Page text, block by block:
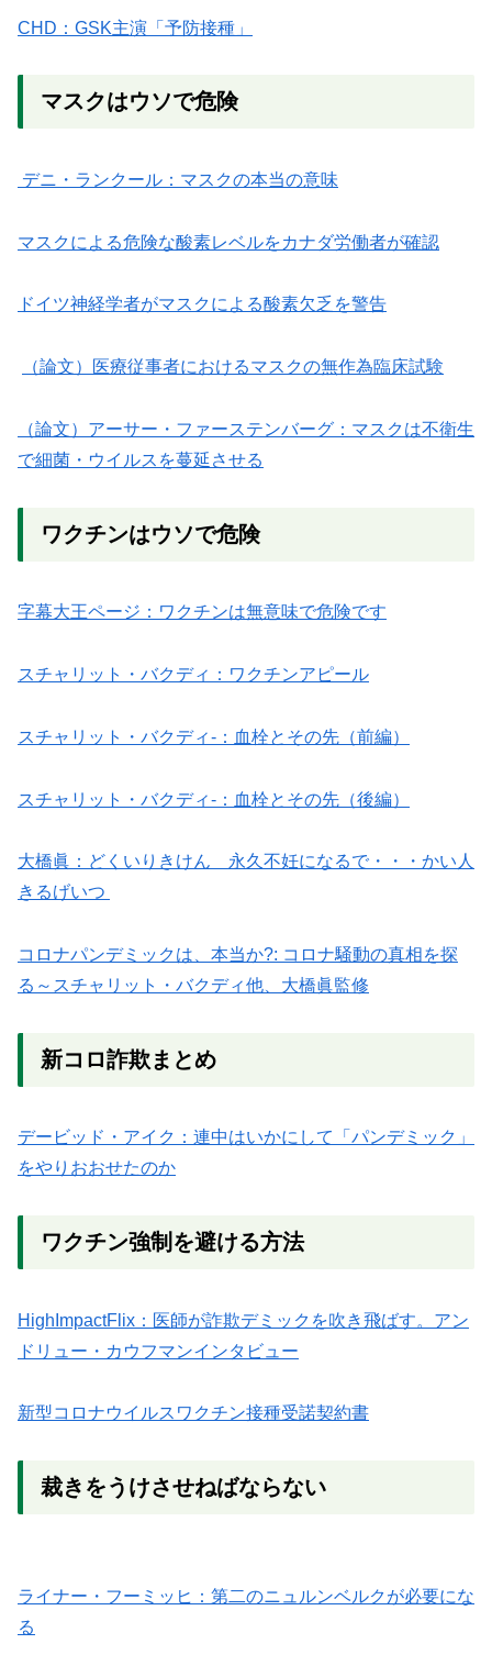
CHD：GSK主演「予防接種」
マスクはウソで危険
デニ・ランクール：マスクの本当の意味
マスクによる危険な酸素レベルをカナダ労働者が確認
ドイツ神経学者がマスクによる酸素欠乏を警告
（論文）医療従事者におけるマスクの無作為臨床試験
（論文）アーサー・ファーステンバーグ：マスクは不衛生
で細菌・ウイルスを蔓延させる
ワクチンはウソで危険
字幕大王ページ：ワクチンは無意味で危険です
スチャリット・バクディ：ワクチンアピール
スチャリット・バクディ-：血栓とその先（前編）
スチャリット・バクディ-：血栓とその先（後編）
大橋眞：どくいりきけん 永久不妊になるで・・・かい人
きるげいつ
コロナパンデミックは、本当か?: コロナ騒動の真相を探
る～スチャリット・バクディ他、大橋眞監修
新コロ詐欺まとめ
デービッド・アイク：連中はいかにして「パンデミック」
をやりおおせたのか
ワクチン強制を避ける方法
HighImpactFlix：医師が詐欺デミックを吹き飛ばす。アン
ドリュー・カウフマンインタビュー
新型コロナウイルスワクチン接種受諾契約書
裁きをうけさせねばならない
ライナー・フーミッヒ：第二のニュルンベルクが必要にな
る